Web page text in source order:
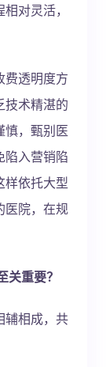
对灵活，
费透明度方
技术精湛的
慎，甄别医
陷入营销陷
样依托大型
医院，在规
重要？
辅相成，共